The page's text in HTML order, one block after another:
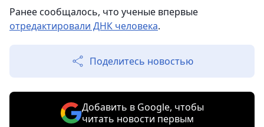
Ранее сообщалось, что ученые впервые
отредактировали ДНК человека.
Поделитесь новостью
Добавить в Google, чтобы
читать новости первым